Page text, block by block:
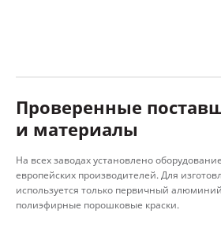
Проверенные
и материалы
На всех заводах установлено
европейских производителей. Для
используется только первичный
полиэфирные порошковые краски.